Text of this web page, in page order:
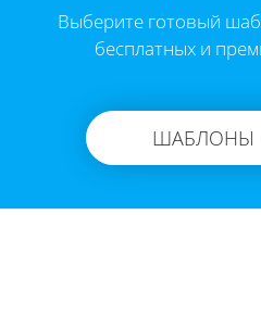
Выберите готовый
бесплатных и
ШАБЛОНЫ